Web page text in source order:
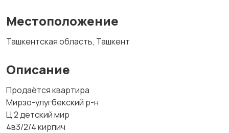
Местоположение
Ташкентская область, Ташкент
Описание
Продаётся квартира
Мирзо-улугбекский р-н
Ц 2 детский мир
4в3/2/4 кирпич